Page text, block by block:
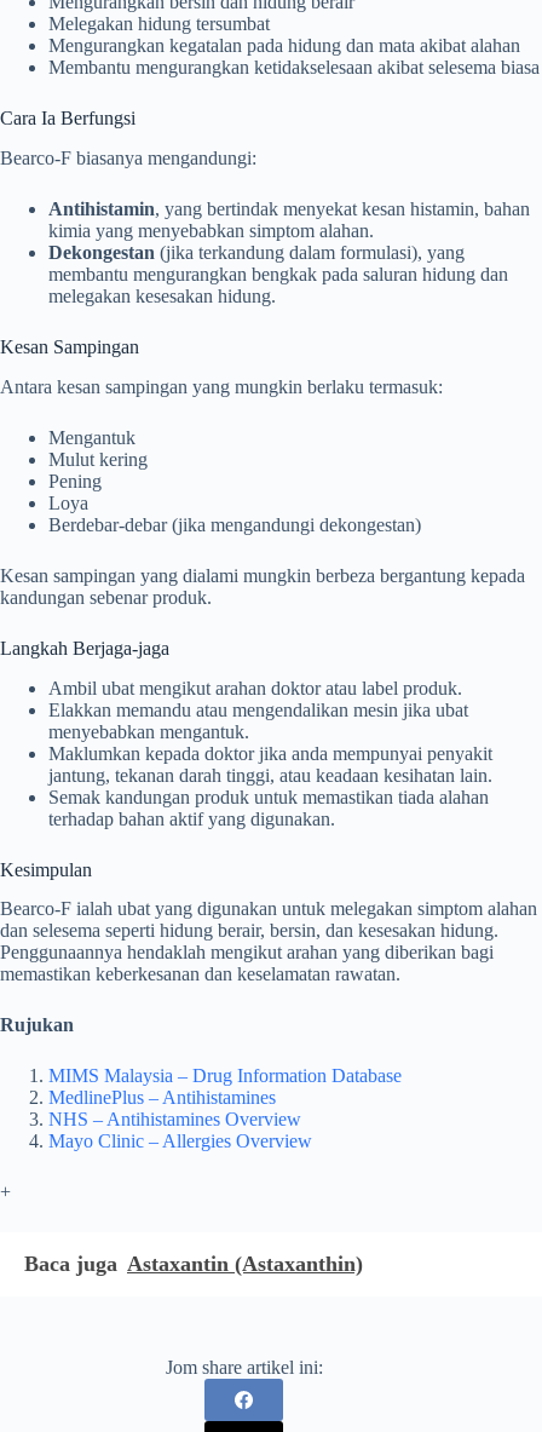
Melegakan hidung tersumbat
Mengurangkan kegatalan pada hidung dan mata akibat alahan
Membantu mengurangkan ketidakselesaan akibat selesema biasa
Cara Ia Berfungsi
Bearco-F biasanya mengandungi:
Antihistamin, yang bertindak menyekat kesan histamin, bahan
kimia yang menyebabkan simptom alahan.
Dekongestan (jika terkandung dalam formulasi), yang
membantu mengurangkan bengkak pada saluran hidung dan
melegakan kesesakan hidung.
Kesan Sampingan
Antara kesan sampingan yang mungkin berlaku termasuk:
Mengantuk
Mulut kering
Pening
Loya
Berdebar-debar (jika mengandungi dekongestan)
Kesan sampingan yang dialami mungkin berbeza bergantung kepada
kandungan sebenar produk.
Langkah Berjaga-jaga
Ambil ubat mengikut arahan doktor atau label produk.
Elakkan memandu atau mengendalikan mesin jika ubat
menyebabkan mengantuk.
Maklumkan kepada doktor jika anda mempunyai penyakit
jantung, tekanan darah tinggi, atau keadaan kesihatan lain.
Semak kandungan produk untuk memastikan tiada alahan
terhadap bahan aktif yang digunakan.
Kesimpulan
Bearco-F ialah ubat yang digunakan untuk melegakan simptom alahan
dan selesema seperti hidung berair, bersin, dan kesesakan hidung.
Penggunaannya hendaklah mengikut arahan yang diberikan bagi
memastikan keberkesanan dan keselamatan rawatan.
Rujukan
MIMS Malaysia – Drug Information Database
MedlinePlus – Antihistamines
NHS – Antihistamines Overview
Mayo Clinic – Allergies Overview
+
Baca juga Astaxantin (Astaxanthin)
Jom share artikel ini: